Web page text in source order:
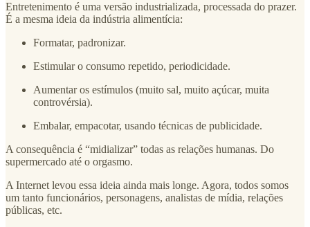
Entretenimento é uma versão industrializada, processada do prazer.
É a mesma ideia da indústria alimentícia:
Formatar, padronizar.
Estimular o consumo repetido, periodicidade.
Aumentar os estímulos (muito sal, muito açúcar, muita
controvérsia).
Embalar, empacotar, usando técnicas de publicidade.
A consequência é “midializar” todas as relações humanas. Do
supermercado até o orgasmo.
A Internet levou essa ideia ainda mais longe. Agora, todos somos
um tanto funcionários, personagens, analistas de mídia, relações
públicas, etc.